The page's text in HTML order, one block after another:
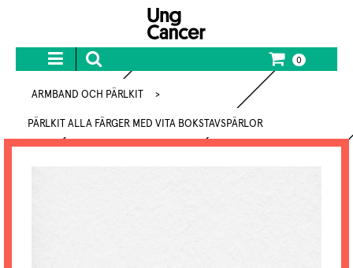
0
ARMBAND OCH PÄRLKIT >
PÄRLKIT ALLA FÄRGER MED VITA BOKSTAVSPÄRLOR